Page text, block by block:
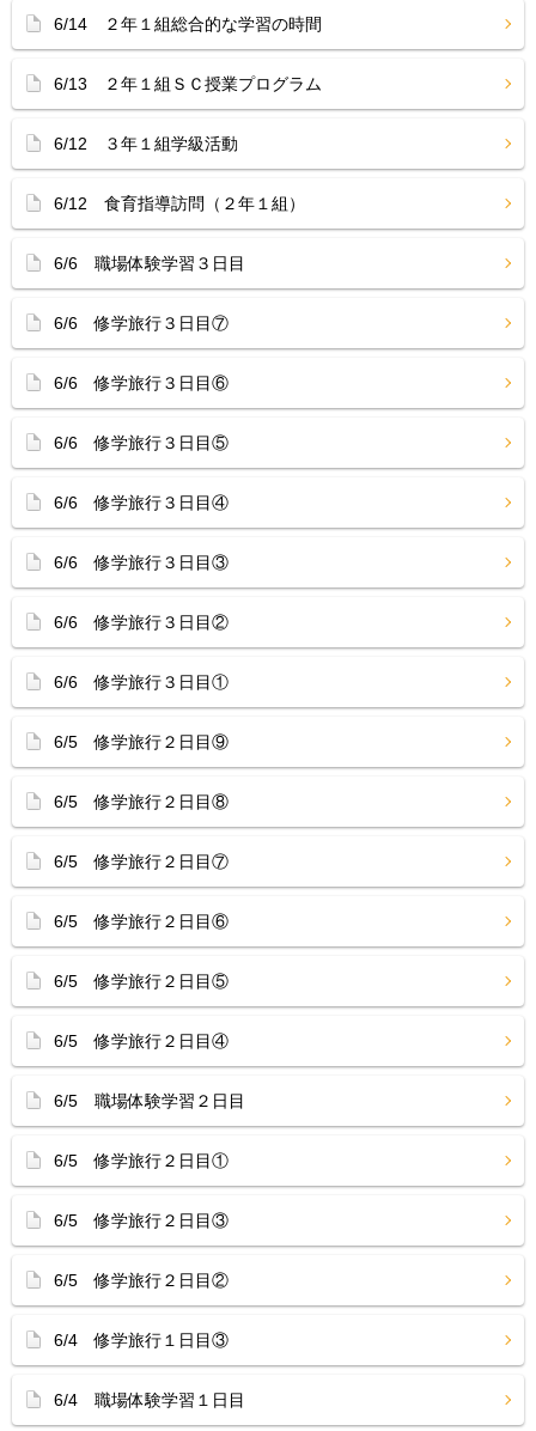
6/14 ２年１組総合的な学習の時間
6/13 ２年１組ＳＣ授業プログラム
6/12 ３年１組学級活動
6/12 食育指導訪問（２年１組）
6/6 職場体験学習３日目
6/6 修学旅行３日目⑦
6/6 修学旅行３日目⑥
6/6 修学旅行３日目⑤
6/6 修学旅行３日目④
6/6 修学旅行３日目③
6/6 修学旅行３日目②
6/6 修学旅行３日目①
6/5 修学旅行２日目⑨
6/5 修学旅行２日目⑧
6/5 修学旅行２日目⑦
6/5 修学旅行２日目⑥
6/5 修学旅行２日目⑤
6/5 修学旅行２日目④
6/5 職場体験学習２日目
6/5 修学旅行２日目①
6/5 修学旅行２日目③
6/5 修学旅行２日目②
6/4 修学旅行１日目③
6/4 職場体験学習１日目